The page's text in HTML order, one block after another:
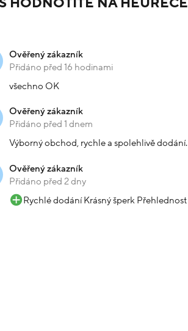
HODNOTÍTE NA HEURECE
Ověřený zákazník
Přidáno před 16 hodinami
všechno OK
Ověřený zákazník
Přidáno před 1 dnem
Výborný obchod, rychle a spolehlivě dodání.
Ověřený zákazník
Přidáno před 2 dny
Rychlé dodání Krásný šperk Přehlednost